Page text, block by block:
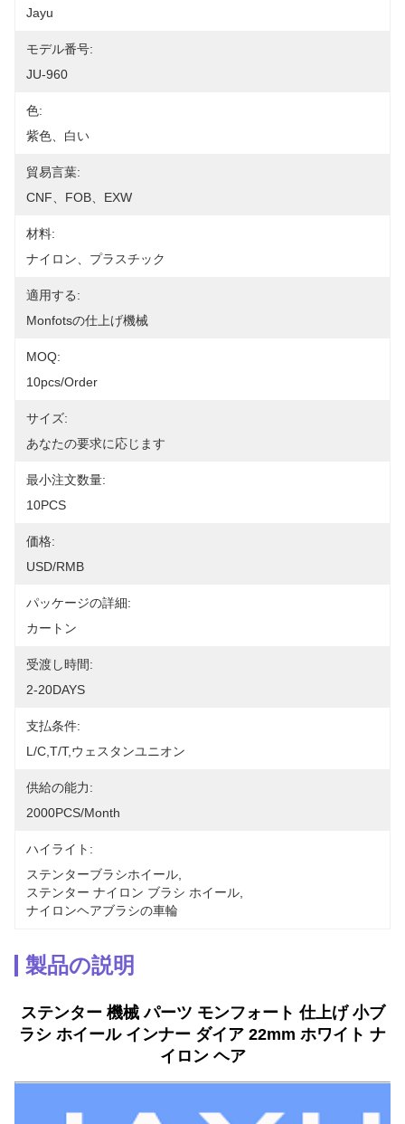
Jayu
モデル番号:
JU-960
色:
紫色、白い
貿易言葉:
CNF、FOB、EXW
材料:
ナイロン、プラスチック
適用する:
Monfotsの仕上げ機械
MOQ:
10pcs/order
サイズ:
あなたの要求に応じます
最小注文数量:
10PCS
価格:
USD/RMB
パッケージの詳細:
カートン
受渡し時間:
2-20DAYS
支払条件:
L/C,T/T,ウェスタンユニオン
供給の能力:
2000PCS/Month
ハイライト:
ステンターブラシホイール
ステンター ナイロン ブラシ ホイール
ナイロンヘアブラシの車輪
製品の説明
ステンター 機械 パーツ モンフォート 仕上げ 小ブ
ラシ ホイール インナー ダイア 22mm ホワイト ナ
イロン ヘア